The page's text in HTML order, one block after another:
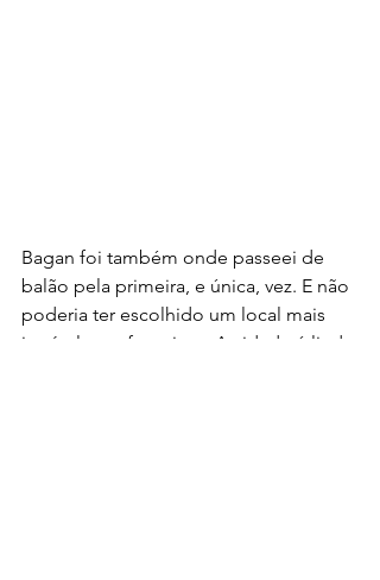
Bagan foi também onde passeei de
balão pela primeira, e única, vez. E não
poderia ter escolhido um local mais
incrível para fazer isso. A cidade é linda